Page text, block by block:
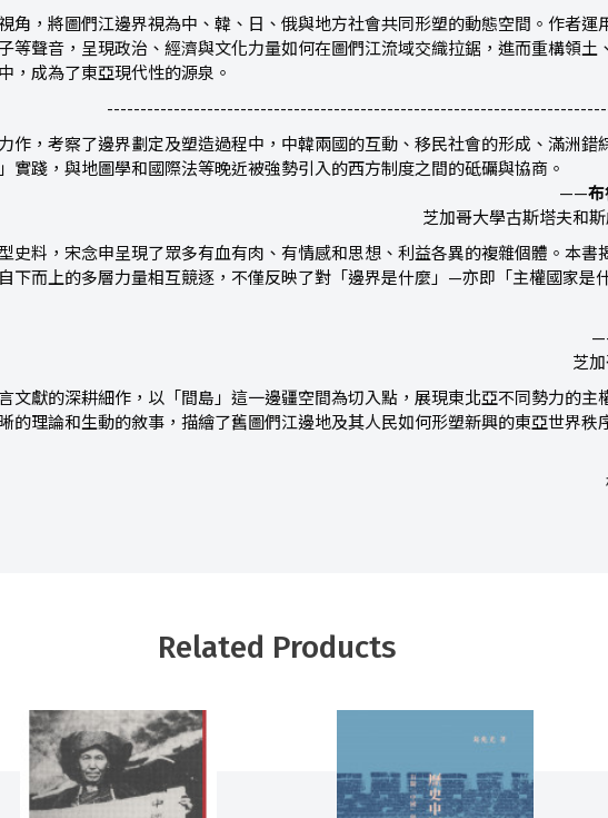
角，將圖們江邊界視為中、韓、日、俄與地方社會共同形塑的動態空間。作者運
等聲音，呈現政治、經濟與文化力量如何在圖們江流域交織拉鋸，進而重構領土
，成為了東亞現代性的源泉。
作，考察了邊界劃定及塑造過程中，中韓兩國的互動、移民社會的形成、滿洲錯
實踐，與地圖學和國際法等晚近被強勢引入的西方制度之間的砥礪與協商。
——布
芝加哥大學古斯塔夫和
史料，宋念申呈現了眾多有血有肉、有情感和思想、利益各異的複雜個體。本書
下而上的多層力量相互競逐，不僅反映了對「邊界是什麼」—亦即「主權國家是
芝
文獻的深耕細作，以「間島」這一邊疆空間為切入點，展現東北亞不同勢力的主
的理論和生動的敘事，描繪了舊圖們江邊地及其人民如何形塑新興的東亞世界秩
Related Products